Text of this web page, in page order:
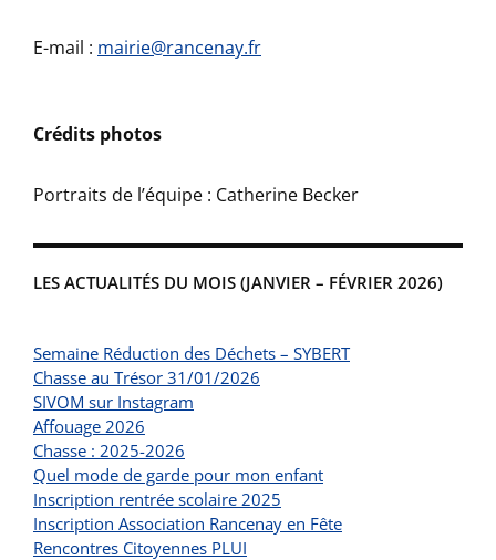
E-mail : mairie@rancenay.fr
Crédits photos
Portraits de l’équipe : Catherine Becker
LES ACTUALITÉS DU MOIS (JANVIER – FÉVRIER 2026)
Semaine Réduction des Déchets – SYBERT
Chasse au Trésor 31/01/2026
SIVOM sur Instagram
Affouage 2026
Chasse : 2025-2026
Quel mode de garde pour mon enfant
Inscription rentrée scolaire 2025
Inscription Association Rancenay en Fête
Rencontres Citoyennes PLUI